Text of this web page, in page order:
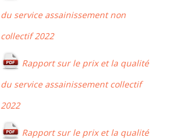
du service assainissement non
collectif 2022
Rapport sur le prix et la qualité
du service assainissement collectif
2022
Rapport sur le prix et la qualité